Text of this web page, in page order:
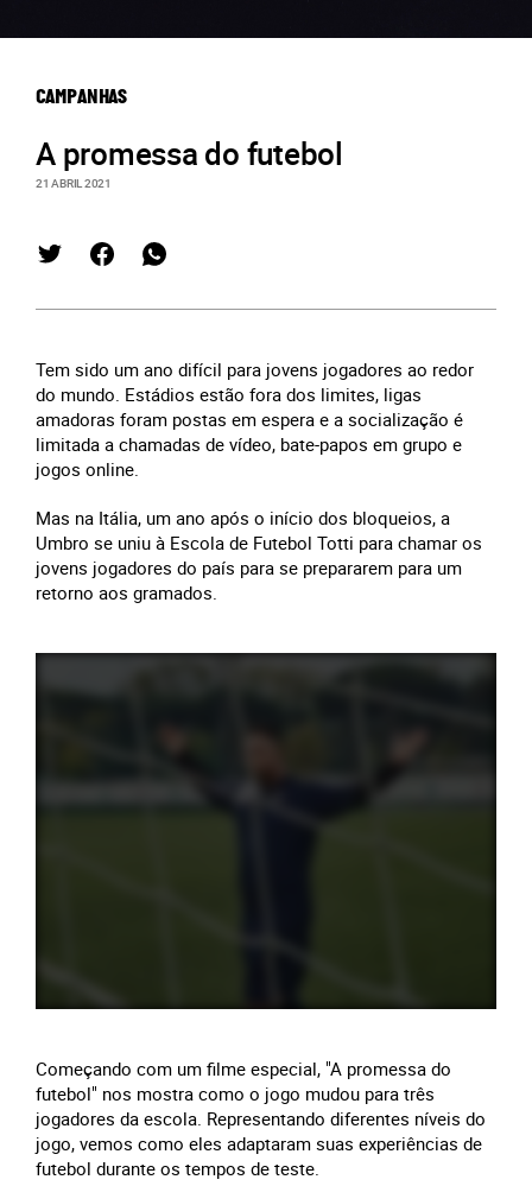
CAMPANHAS
A promessa do futebol
21 ABRIL 2021
Tem sido um ano difícil para jovens jogadores ao redor
do mundo. Estádios estão fora dos limites, ligas
amadoras foram postas em espera e a socialização é
limitada a chamadas de vídeo, bate-papos em grupo e
jogos online.
Mas na Itália, um ano após o início dos bloqueios, a
Umbro se uniu à Escola de Futebol Totti para chamar os
jovens jogadores do país para se prepararem para um
retorno aos gramados.
Começando com um filme especial, "A promessa do
futebol" nos mostra como o jogo mudou para três
jogadores da escola. Representando diferentes níveis do
jogo, vemos como eles adaptaram suas experiências de
futebol durante os tempos de teste.